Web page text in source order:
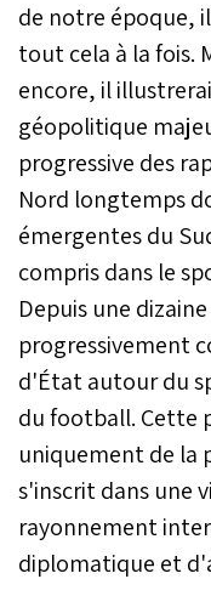
de notre époque,
tout cela à la fois.
encore, il
géopolitique
progressive des
Nord longtemps
émergentes du
compris dans le
Depuis une
progressivement
d'État autour du
du football. Cette
uniquement de la
s'inscrit dans une
rayonnement
diplomatique et